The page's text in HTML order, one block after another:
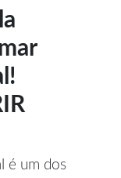
é um dos